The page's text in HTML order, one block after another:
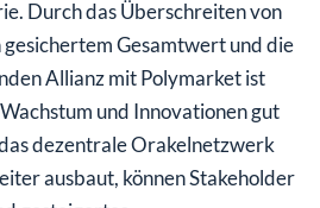
Durch das Überschreiten von
Gesamtwert und die
Allianz mit Polymarket ist
und Innovationen gut
dezentrale Orakelnetzwerk
ausbaut, können Stakeholder